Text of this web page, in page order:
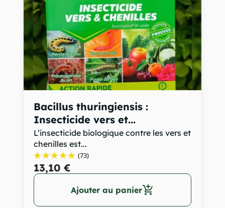
Bacillus thuringiensis :
Insecticide vers et...
L’insecticide biologique contre les vers et
chenilles est...
(73)
13,10 €
Ajouter au panieradd_shopping_cart